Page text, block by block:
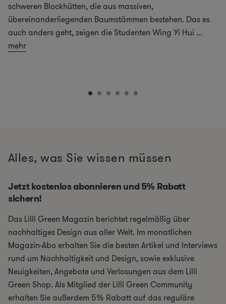
schweren Blockhütten, die aus massiven,
übereinanderliegenden Baumstämmen bestehen. Das es
auch anders geht, zeigen die Studenten Wing Yi Hui ...
mehr
Alles, was Sie wissen müssen
Jetzt kostenlos abonnieren und 5% Rabatt
sichern!
Das Lilli Green Magazin berichtet regelmäßig über
nachhaltiges Design aus aller Welt. Im monatlichen
Magazin-Abo erhalten Sie die besten Artikel und Interviews
rund um Nachhaltigkeit und Design, sowie exklusive
Neuigkeiten, Angebote und Verlosungen aus dem Lilli
Green Shop. Als Mitglied der Lilli Green Community
erhalten Sie außerdem 5% Rabatt auf das reguläre